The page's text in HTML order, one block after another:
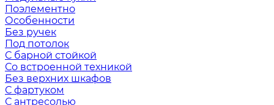
Поэлементно
Особенности
Без ручек
Под потолок
С барной стойкой
Со встроенной техникой
Без верхних шкафов
С фартуком
С антресолью